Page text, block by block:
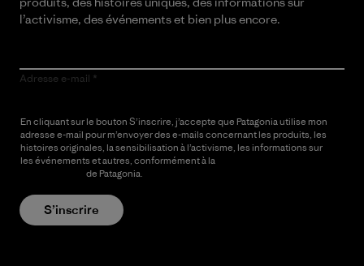
l’activisme, des événements et bien plus encore.
Adresse e-mail
En cliquant sur le bouton S’inscrire, j’accepte que Patagonia utilise mon
adresse e-mail pour m’envoyer des e-mails concernant les produits, les
histoires originales, la sensibilisation à l’activisme, les informations sur
les événements et autres, conformément à la
de Patagonia.
S’inscrire